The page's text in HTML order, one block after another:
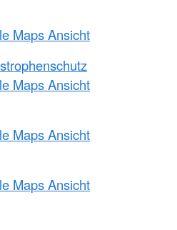
Maps Ansicht
Maps Ansicht
Maps Ansicht
Maps Ansicht